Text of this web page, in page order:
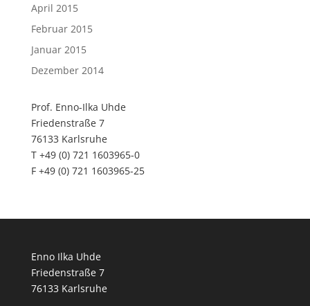
April 2015
Februar 2015
Januar 2015
Dezember 2014
Prof. Enno-Ilka Uhde
Friedenstraße 7
76133 Karlsruhe
T +49 (0) 721 1603965-0
F +49 (0) 721 1603965-25
Enno Ilka Uhde
Friedenstraße 7
76133 Karlsruhe